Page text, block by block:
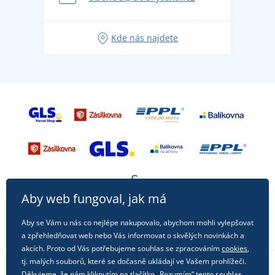
Tipy na svěží outfity pro pohodové léto
Kde nás najdete
Aby web fungoval, jak má
Aby se Vám u nás co nejlépe nakupovalo, abychom mohli vylepšovat
a zpřehledňovat web nebo Vás informovat o skvělých novinkách a
akcích. Proto od Vás potřebujeme souhlas se zpracovánímcookies,
tj. malých souborů, které se dočasně ukládají ve Vašem prohlížeči.